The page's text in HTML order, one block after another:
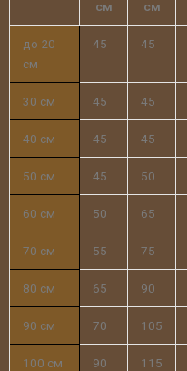
см
см
до 20
см
45 45
30 см 45 45
40 см 45 45
50 см 45 50
60 см 50 65
70 см 55 75
80 см 65 90
90 см 70 105
100 см 90 115